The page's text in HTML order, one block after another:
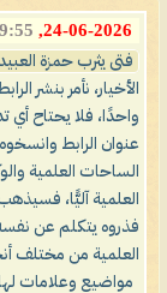
24-06-2026,
AM
فتى يثرب حمزة
الأخيار، نأمر بنشر
واحدًا، فلا يحتاح أي
عنوان الرابط
الساحات العلمية
العلمية آليًّا،
فذروه يتكلم عن
العلمية من مختلف
مواضيع وعلامات